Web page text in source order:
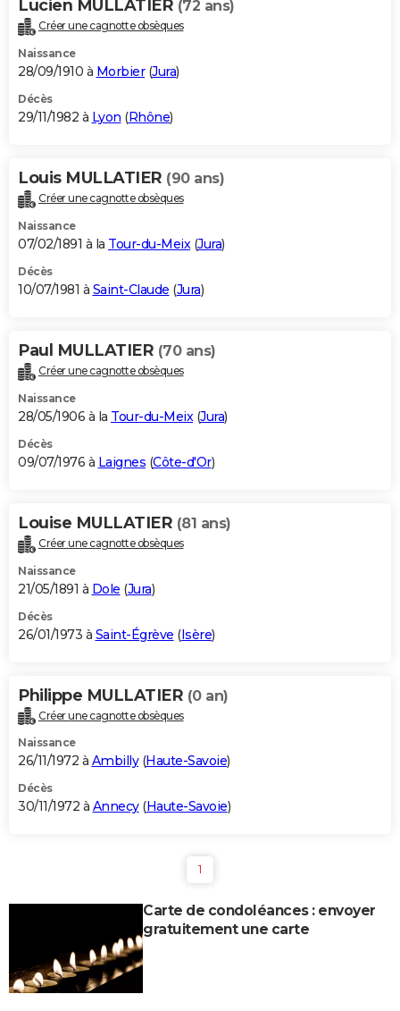
Lucien MULLATIER (72 ans)
Créer une cagnotte obsèques
Naissance
28/09/1910 à Morbier(Jura)
Décès
29/11/1982 à Lyon (Rhône)
Louis MULLATIER (90 ans)
Créer une cagnotte obsèques
Naissance
07/02/1891 à la Tour-du-Meix(Jura)
Décès
10/07/1981 à Saint-Claude (Jura)
Paul MULLATIER (70 ans)
Créer une cagnotte obsèques
Naissance
28/05/1906 à la Tour-du-Meix(Jura)
Décès
09/07/1976 à Laignes (Côte-d'Or)
Louise MULLATIER (81 ans)
Créer une cagnotte obsèques
Naissance
21/05/1891 à Dole (Jura)
Décès
26/01/1973 à Saint-Égrève (Isère)
Philippe MULLATIER (0 an)
Créer une cagnotte obsèques
Naissance
26/11/1972 à Ambilly(Haute-Savoie)
Décès
30/11/1972 à Annecy(Haute-Savoie)
1
Carte de condoléances : envoyer
gratuitement une carte